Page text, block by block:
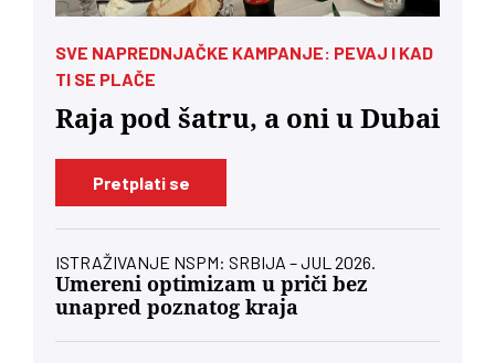
SVE NAPREDNJAČKE KAMPANJE: PEVAJ I KAD
TI SE PLAČE
Raja pod šatru, a oni u Dubai
Pretplati se
ISTRAŽIVANJE NSPM: SRBIJA – JUL 2026.
Umereni optimizam u priči bez
unapred poznatog kraja